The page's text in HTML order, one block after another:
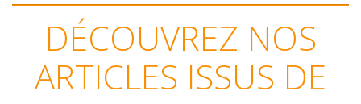
DÉCOUVREZ NOS
ARTICLES ISSUS DE